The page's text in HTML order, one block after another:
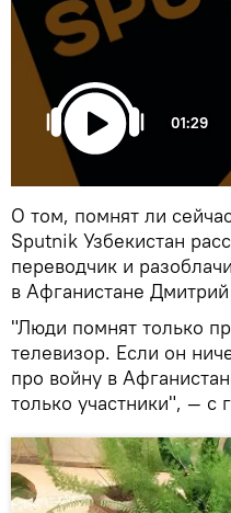
01:29
О том, помнят ли
Sputnik Узбекистан
переводчик и
в Афганистане
"Люди помнят только
телевизор. Если он
про войну в
только участники", — с